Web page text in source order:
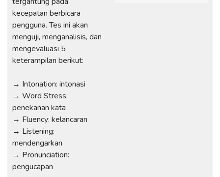
kecepatan berbicara
pengguna. Tes ini akan
menguji, menganalisis, dan
mengevaluasi 5
keterampilan berikut:
→ Intonation: intonasi
→ Word Stress:
penekanan kata
→ Fluency: kelancaran
→ Listening:
mendengarkan
→ Pronunciation:
pengucapan